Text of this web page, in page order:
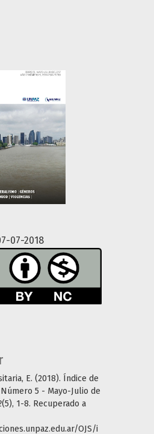
07-2018
E. (2018). Índice de
5 - Mayo-Julio de
(5), 1-8. Recuperado a
OJS/i